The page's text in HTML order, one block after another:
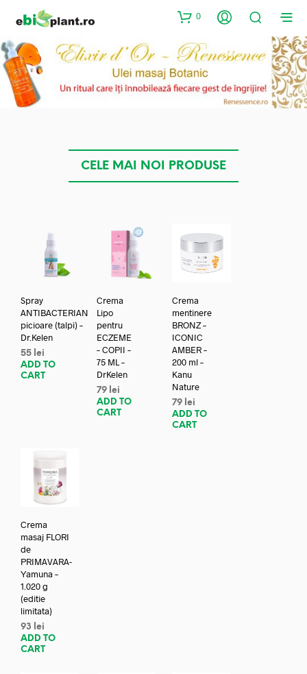
0
CELE MAI NOI PRODUSE
Spray
ANTIBACTERIAN
picioare (talpi) –
Dr.Kelen
55 lei
ADD TO
CART
Crema
Lipo
pentru
ECZEME
– COPII –
75 ML –
DrKelen
79 lei
ADD TO
CART
Crema
mentinere
BRONZ –
ICONIC
AMBER –
200 ml –
Kanu
Nature
79 lei
ADD TO
CART
Crema
masaj FLORI
de
PRIMAVARA-
Yamuna –
1.020 g
(editie
limitata)
93
lei
ADD TO
CART